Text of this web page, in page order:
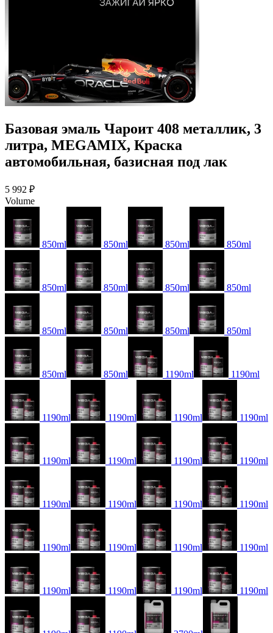
Базовая эмаль Чароит 408 металлик, 3
литра, MEGAMIX, Краска
автомобильная, базисная под лак
5 992 ₽
Volume
850ml 850ml 850ml 850ml
850ml 850ml 850ml 850ml
850ml 850ml 850ml 850ml
850ml 850ml 1190ml 1190ml
1190ml 1190ml 1190ml 1190ml
1190ml 1190ml 1190ml 1190ml
1190ml 1190ml 1190ml 1190ml
1190ml 1190ml 1190ml 1190ml
1190ml 1190ml 1190ml 1190ml